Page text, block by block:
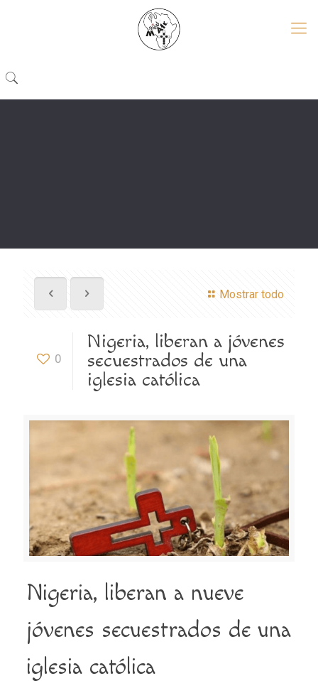
Mostrar todo
0
Nigeria, liberan a jóvenes
secuestrados de una
iglesia católica
Nigeria, liberan a nueve
jóvenes secuestrados de una
iglesia católica